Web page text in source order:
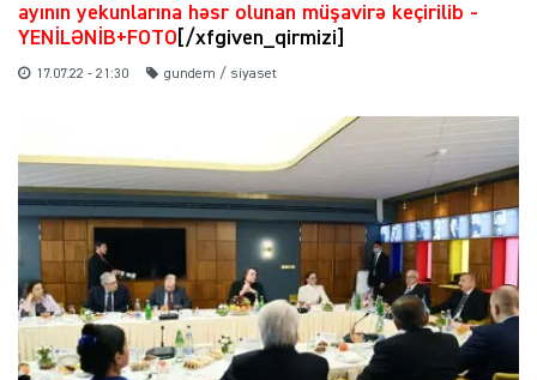
ayının yekunlarına həsr olunan müşavirə keçirilib -
YENİLƏNİB+FOTO [/xfgiven_qirmizi]
17.07.22 - 21:30 gundem / siyaset